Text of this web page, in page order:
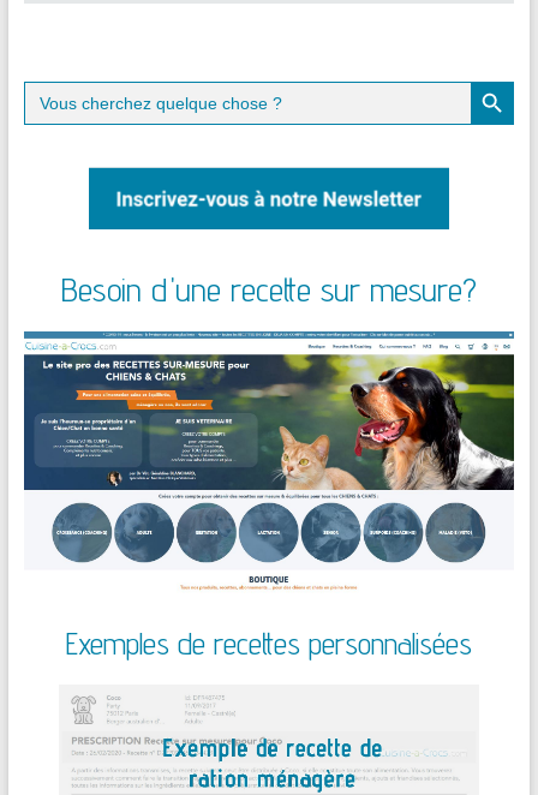
Search
for:
Search Button
Besoin d'une recette sur mesure?
Exemples de recettes personnalisées